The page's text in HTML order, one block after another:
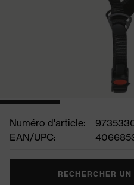
Numéro d'article:
EAN/UPC:
RECHERCHER